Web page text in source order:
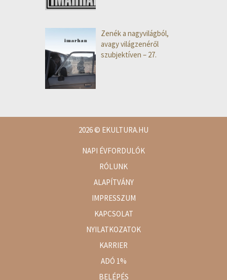
Zenék a nagyvilágból,
avagy világzenéről
szubjektíven – 27.
2026© EKULTURA.HU
NAPI ÉVFORDULÓK
RÓLUNK
ALAPÍTVÁNY
IMPRESSZUM
KAPCSOLAT
NYILATKOZATOK
KARRIER
ADÓ 1%
BELÉPÉS